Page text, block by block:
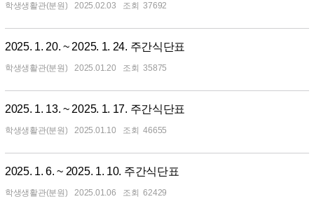
학생생활관(분원) 2025.02.03 37692
2025. 1. 20. ~ 2025. 1. 24. 주간식단표
학생생활관(분원) 2025.01.20 35875
2025. 1. 13. ~ 2025. 1. 17. 주간식단표
학생생활관(분원) 2025.01.10 46655
2025. 1. 6. ~ 2025. 1. 10. 주간식단표
학생생활관(분원) 2025.01.06 62429